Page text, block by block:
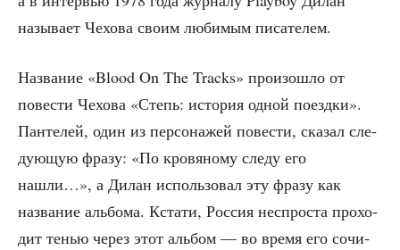
назы­ва­ет Чехо­ва сво­им люби­мым писателем.
Назва­ние «Blood On The Tracks» про­изо­шло от
пове­сти Чехо­ва «Степь: исто­рия одной поезд­ки».
Пан­те­лей, один из пер­со­на­жей пове­сти, ска­зал сле­
ду­ю­щую фра­зу: «По кро­вя­но­му сле­ду его
нашли…», а Дилан исполь­зо­вал эту фра­зу как
назва­ние аль­бо­ма. Кста­ти, Рос­сия неспро­ста про­хо­
дит тенью через этот аль­бом — во вре­мя его сочи­